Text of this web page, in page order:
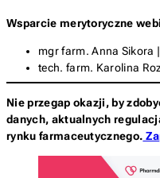
Wsparcie merytoryczne
mgr farm. Anna Sikora
tech. farm. Karolina
Nie przegap okazji, by
danych, aktualnych
rynku farmaceutycznego.